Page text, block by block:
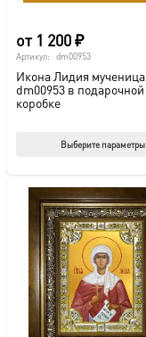
от 1 200₽
Артикул: dm00953
Икона Лидия мученица
dm00953 в подарочной
коробке
Выберите параметры